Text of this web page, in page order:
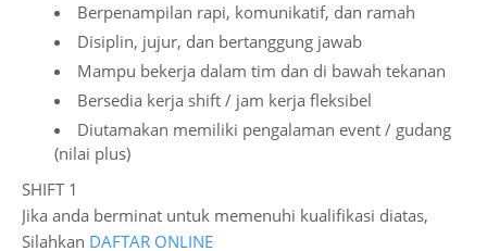
Berpenampilan rapi, komunikatif, dan ramah
Disiplin, jujur, dan bertanggung jawab
Mampu bekerja dalam tim dan di bawah tekanan
Bersedia kerja shift / jam kerja fleksibel
Diutamakan memiliki pengalaman event / gudang
(nilai plus)
SHIFT 1
Jika anda berminat untuk memenuhi kualifikasi diatas,
Silahkan DAFTAR ONLINE